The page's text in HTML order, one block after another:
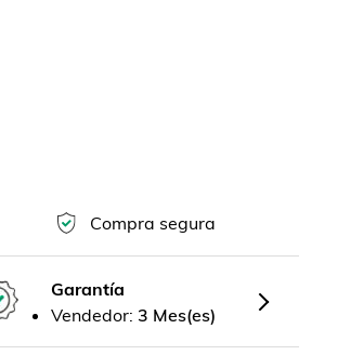
Compra segura
Garantía
Vendedor: 3 Mes(es)